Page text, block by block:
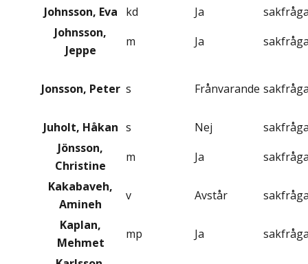
Johnsson, Eva
kd Ja
Johnsson,
Jeppe
m Ja
Jonsson, Peter s Frånvarande
Juholt, Håkan s Nej
Jönsson,
Christine
m Ja
Kakabaveh,
Amineh
v Avstår
Kaplan,
Mehmet
mp Ja